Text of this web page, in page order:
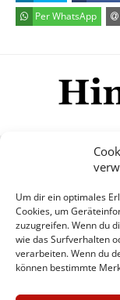
Um dir ein optimales
Cookies, um
zuzugreifen. Wenn du
wie das Surfverhalten
verarbeiten. Wenn du
können bestimmte
Per WhatsApp
©
Zum